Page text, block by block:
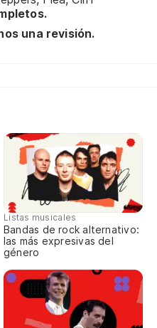
una revisión.
Listas musicales
Bandas de rock alternativo:
las más expresivas del
género